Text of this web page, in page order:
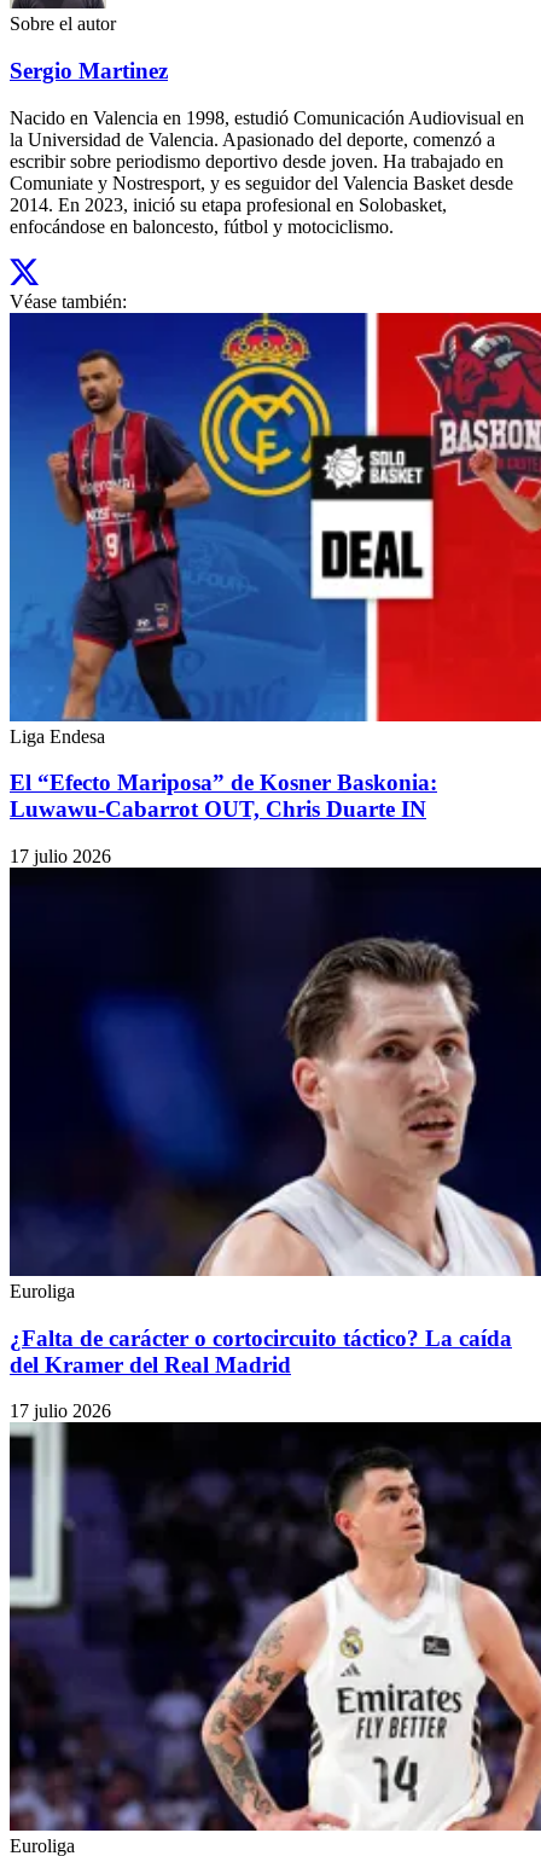
Sobre el autor
Sergio Martinez
Nacido en Valencia en 1998, estudió Comunicación Audiovisual en
la Universidad de Valencia. Apasionado del deporte, comenzó a
escribir sobre periodismo deportivo desde joven. Ha trabajado en
Comuniate y Nostresport, y es seguidor del Valencia Basket desde
2014. En 2023, inició su etapa profesional en Solobasket,
enfocándose en baloncesto, fútbol y motociclismo.
Véase también:
Liga Endesa
El “Efecto Mariposa” de Kosner Baskonia:
Luwawu-Cabarrot OUT, Chris Duarte IN
17 julio 2026
Euroliga
¿Falta de carácter o cortocircuito táctico? La caída
del Kramer del Real Madrid
17 julio 2026
Euroliga